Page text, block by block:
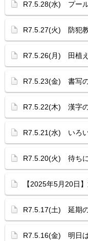
R7.5.28(水) プー
R7.5.27(火) 防犯
R7.5.26(月) 田植
R7.5.23(金) 書写
R7.5.22(木) 漢字
R7.5.21(水) いろ
R7.5.20(火) 待ち
【2025年5月20日
R7.5.17(土) 延期
R7.5.16(金) 明日